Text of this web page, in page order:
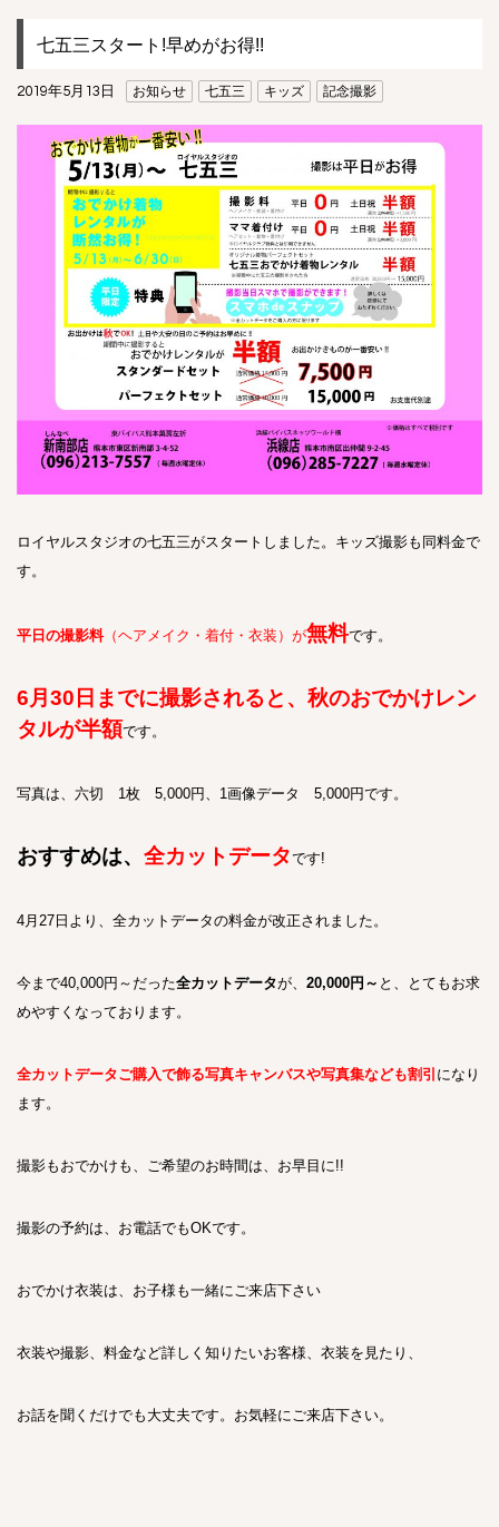
七五三スタート!早めがお得!!
2019年5月13日 お知らせ 七五三 キッズ 記念撮影
ロイヤルスタジオの七五三がスタートしました。キッズ撮影も同料金で
す。
平日の撮影料（ヘアメイク・着付・衣装）が無料です。
6月30日までに撮影されると、秋のおでかけレン
タルが半額です。
写真は、六切 1枚 5,000円、1画像データ 5,000円です。
おすすめは、 全カットデータです!
4月27日より、全カットデータの料金が改正されました。
今まで40,000円～だった全カットデータが、 20,000円～ と、とてもお求
めやすくなっております。
全カットデータご購入で飾る写真キャンバスや写真集なども割引 になり
ます。
撮影もおでかけも、ご希望のお時間は、お早目に!!
撮影の予約は、お電話でもOKです。
おでかけ衣装は、お子様も一緒にご来店下さい
衣装や撮影、料金など詳しく知りたいお客様、衣装を見たり、
お話を聞くだけでも大丈夫です。お気軽にご来店下さい。